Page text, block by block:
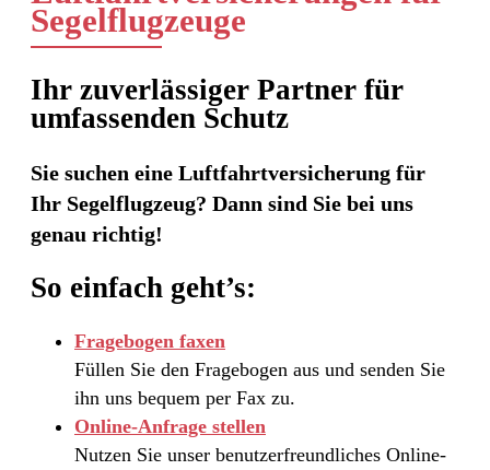
Segelflugzeuge
Ihr zuverlässiger Partner für
umfassenden Schutz
Sie suchen eine Luftfahrtversicherung für
Ihr Segelflugzeug? Dann sind Sie bei uns
genau richtig!
So einfach geht’s:
Fragebogen faxen
Füllen Sie den Fragebogen aus und senden Sie
ihn uns bequem per Fax zu.
Online-Anfrage stellen
Nutzen Sie unser benutzerfreundliches Online-